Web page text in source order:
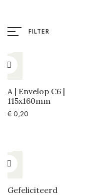
FILTER
A | Envelop C6 |
115x160mm
€ 0,20
Gefeliciteerd